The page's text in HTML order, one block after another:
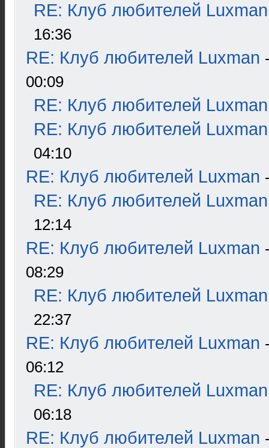
RE: Клуб любителей Luxman
16:36
RE: Клуб любителей Luxman
00:09
RE: Клуб любителей Luxman
RE: Клуб любителей Luxman
04:10
RE: Клуб любителей Luxman
RE: Клуб любителей Luxman
12:14
RE: Клуб любителей Luxman
08:29
RE: Клуб любителей Luxman
22:37
RE: Клуб любителей Luxman
06:12
RE: Клуб любителей Luxman
06:18
RE: Клуб любителей Luxman